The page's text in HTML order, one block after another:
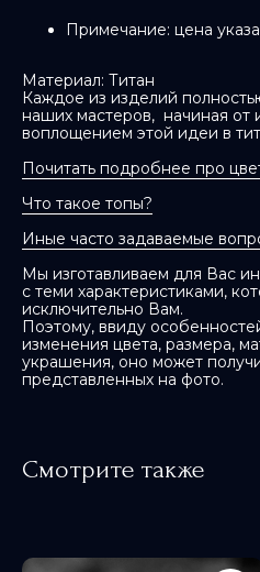
Примечание: цена
Материал: Титан
Каждое из изделий
наших мастеров, начиная от
воплощением этой идеи в
Почитать подробнее про
Что такое топы?
Иные часто задаваемые
Мы изготавливаем для Вас
с теми характеристиками,
исключительно Вам.
Поэтому, ввиду
изменения цвета, размера,
украшения, оно может
представленных на фото.
Смотрите также